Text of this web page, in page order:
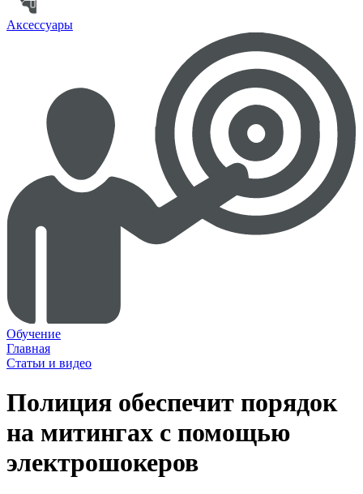
Аксессуары
Обучение
Главная
Статьи и видео
Полиция обеспечит порядок
на митингах с помощью
электрошокеров